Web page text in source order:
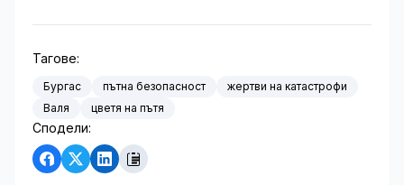
Тагове:
Бургас пътна безопасност
жертви на катастрофи
Валя
цветя на пътя
Сподели: